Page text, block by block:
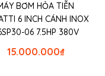
BƠM HỎA TIỄN
6 INCH CÁNH INOX
06 7.5HP 380V
₫
15.000.000